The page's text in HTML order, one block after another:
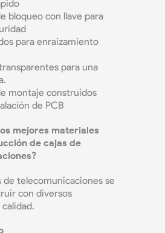
bloqueo con llave para
para enraizamiento
para una
montaje construidos
de PCB
mejores materiales
de cajas de
de telecomunicaciones se
con diversos